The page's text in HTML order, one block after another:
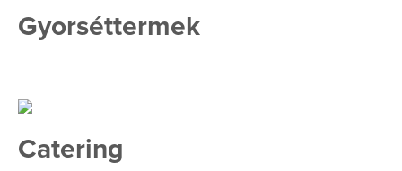
Gyorséttermek
Catering